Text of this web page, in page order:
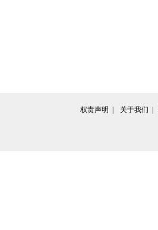
权责声明  | 关于我们  |